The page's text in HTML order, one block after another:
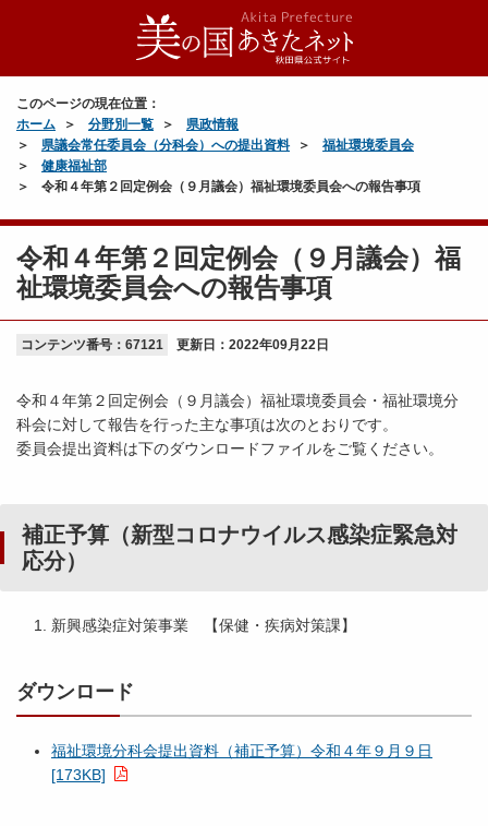
このページの現在位置：
ホーム
分野別一覧
県政情報
県議会常任委員会（分科会）への提出資料
福祉環境委員会
健康福祉部
令和４年第２回定例会（９月議会）福祉環境委員会への報告事項
令和４年第２回定例会（９月議会）福
祉環境委員会への報告事項
コンテンツ番号：67121 更新日： 2022年09月22日
令和４年第２回定例会（９月議会）福祉環境委員会・福祉環境分
科会に対して報告を行った主な事項は次のとおりです。
委員会提出資料は下のダウンロードファイルをご覧ください。
補正予算（新型コロナウイルス感染症緊急対
応分）
新興感染症対策事業 【保健・疾病対策課】
ダウンロード
福祉環境分科会提出資料（補正予算）令和４年９月９日
[173KB]